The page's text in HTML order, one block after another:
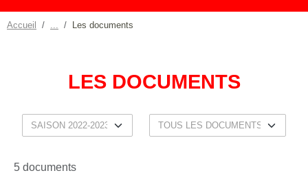
Accueil Les documents
LES DOCUMENTS
5 documents